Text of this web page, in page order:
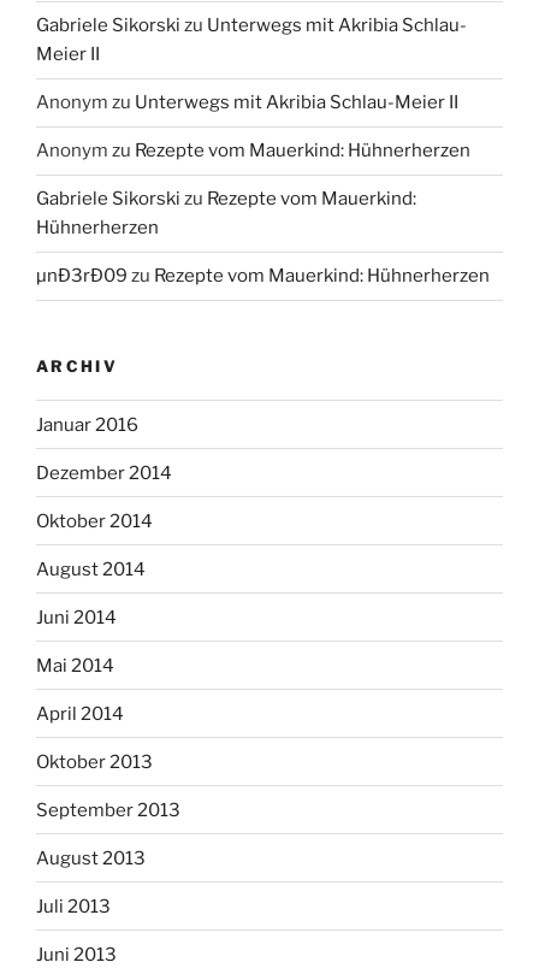
Gabriele Sikorski zu Unterwegs mit Akribia Schlau-
Meier II
Anonym zu Unterwegs mit Akribia Schlau-Meier II
Anonym zu Rezepte vom Mauerkind: Hühnerherzen
Gabriele Sikorski zu Rezepte vom Mauerkind:
Hühnerherzen
µnÐ3rÐ09 zu Rezepte vom Mauerkind: Hühnerherzen
ARCHIV
Januar 2016
Dezember 2014
Oktober 2014
August 2014
Juni 2014
Mai 2014
April 2014
Oktober 2013
September 2013
August 2013
Juli 2013
Juni 2013